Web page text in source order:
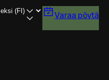
Varaa pöytä